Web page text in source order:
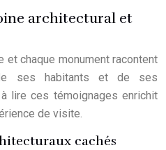
architectural et
et chaque monument racontent
de ses habitants et de ses
lire ces témoignages enrichit
de visite.
cachés